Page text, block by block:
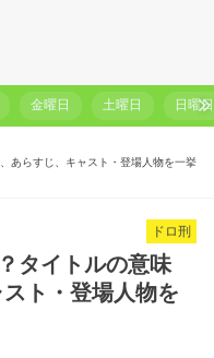
金曜日 土曜日 日曜日
あらすじ、キャスト・登場人物を一挙
ドロ刑
タイトルの意味
ト・登場人物を